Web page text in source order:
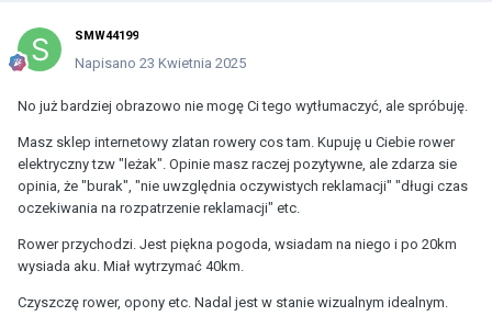
SMW44199
Napisano 23 Kwietnia 2025
No już bardziej obrazowo nie mogę Ci tego wytłumaczyć, ale spróbuję.
Masz sklep internetowy zlatan rowery cos tam. Kupuję u Ciebie rower
elektryczny tzw "leżak". Opinie masz raczej pozytywne, ale zdarza sie
opinia, że "burak", "nie uwzględnia oczywistych reklamacji" "długi czas
oczekiwania na rozpatrzenie reklamacji" etc.
Rower przychodzi. Jest piękna pogoda, wsiadam na niego i po 20km
wysiada aku. Miał wytrzymać 40km.
Czyszczę rower, opony etc. Nadal jest w stanie wizualnym idealnym.